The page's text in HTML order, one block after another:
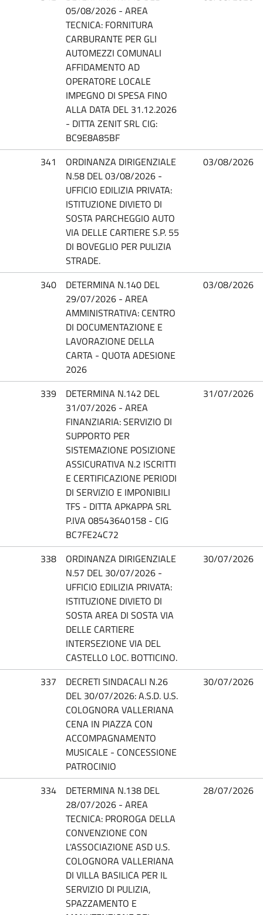
05/08/2026 - AREA
TECNICA: FORNITURA
CARBURANTE PER GLI
AUTOMEZZI COMUNALI
AFFIDAMENTO AD
OPERATORE LOCALE
IMPEGNO DI SPESA FINO
ALLA DATA DEL 31.12.2026
- DITTA ZENIT SRL CIG:
BC9E8A85BF
341
ORDINANZA DIRIGENZIALE
N.58 DEL 03/08/2026 -
UFFICIO EDILIZIA PRIVATA:
ISTITUZIONE DIVIETO DI
SOSTA PARCHEGGIO AUTO
VIA DELLE CARTIERE S.P. 55
DI BOVEGLIO PER PULIZIA
STRADE.
03/08/2026
340
DETERMINA N.140 DEL
29/07/2026 - AREA
AMMINISTRATIVA: CENTRO
DI DOCUMENTAZIONE E
LAVORAZIONE DELLA
CARTA - QUOTA ADESIONE
2026
03/08/2026
339
DETERMINA N.142 DEL
31/07/2026 - AREA
FINANZIARIA: SERVIZIO DI
SUPPORTO PER
SISTEMAZIONE POSIZIONE
ASSICURATIVA N.2 ISCRITTI
E CERTIFICAZIONE PERIODI
DI SERVIZIO E IMPONIBILI
TFS - DITTA APKAPPA SRL
P.IVA 08543640158 - CIG
BC7FE24C72
31/07/2026
338
ORDINANZA DIRIGENZIALE
N.57 DEL 30/07/2026 -
UFFICIO EDILIZIA PRIVATA:
ISTITUZIONE DIVIETO DI
SOSTA AREA DI SOSTA VIA
DELLE CARTIERE
INTERSEZIONE VIA DEL
CASTELLO LOC. BOTTICINO.
30/07/2026
337
DECRETI SINDACALI N.26
DEL 30/07/2026: A.S.D. U.S.
COLOGNORA VALLERIANA
CENA IN PIAZZA CON
ACCOMPAGNAMENTO
MUSICALE - CONCESSIONE
PATROCINIO
30/07/2026
334
DETERMINA N.138 DEL
28/07/2026 - AREA
TECNICA: PROROGA DELLA
CONVENZIONE CON
L'ASSOCIAZIONE ASD U.S.
COLOGNORA VALLERIANA
DI VILLA BASILICA PER IL
SERVIZIO DI PULIZIA,
SPAZZAMENTO E
28/07/2026